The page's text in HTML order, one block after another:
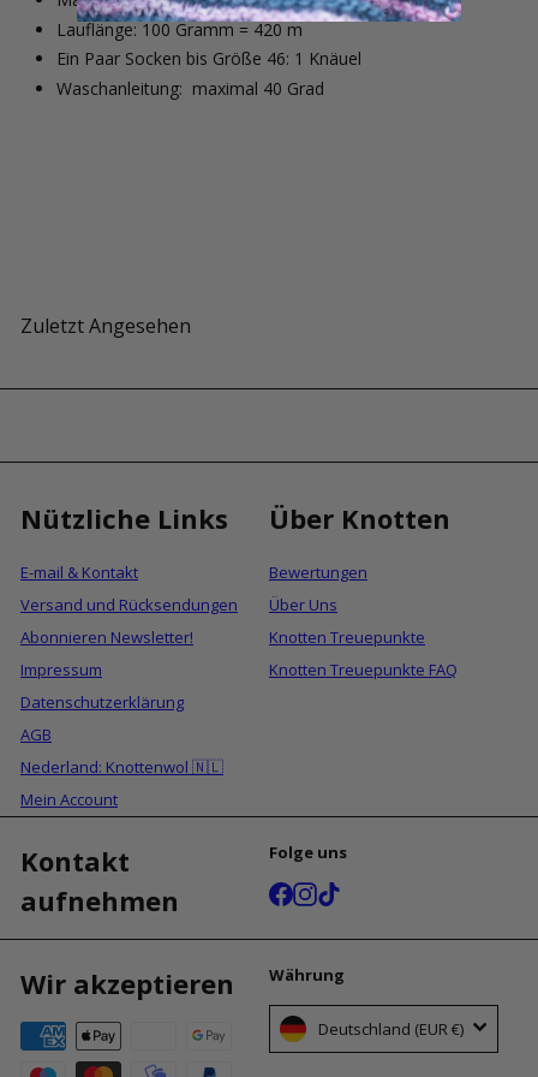
Lauflänge: 100 Gramm = 420 m
Ein Paar Socken bis Größe 46: 1 Knäuel
Waschanleitung: maximal 40 Grad
Zuletzt Angesehen
Nützliche Links
E-mail & Kontakt
Versand und Rücksendungen
Abonnieren Newsletter!
Impressum
Datenschutzerklärung
AGB
Nederland: Knottenwol 🇳🇱
Mein Account
Über Knotten
Bewertungen
Über Uns
Knotten Treuepunkte
Knotten Treuepunkte FAQ
Kontakt
aufnehmen
Folge uns
Facebook
Instagram
Wir akzeptieren Währung
Deutschland (EUR €)